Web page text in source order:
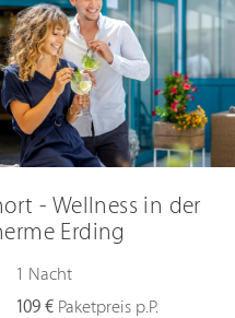
- Wellness in der
Erding
1 Nacht
109 €Paketpreis p.P.